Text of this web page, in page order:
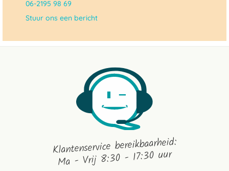
06-2195 98 69
Stuur ons een bericht
Klantenservice bereikbaarheid:
Ma - Vrij 8:30 - 17:30 uur